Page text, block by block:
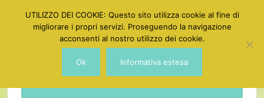
Dotgirl
UTILIZZO DEI COOKIE: Questo sito utilizza cookie al fine di
migliorare i propri servizi. Proseguendo la navigazione
acconsenti al nostro utilizzo dei cookie.
Ok Informativa estesa